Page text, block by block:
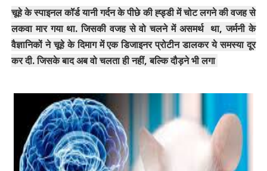
चूहे के स्पाइनल कॉर्ड यानी गर्दन के पीछे की ह्ड्डी में चोट लगने की वजह से
लकवा मार गया था. जिसकी वजह से वो चलने में असमर्थ था, जर्मनी के
वैज्ञानिकों ने चूहे के दिमाग में एक डिजाइनर प्रोटीन डालकर ये समस्या दूर
कर दी. जिसके बाद अब वो चलता ही नहीं, बल्कि दौड़ने भी लगा